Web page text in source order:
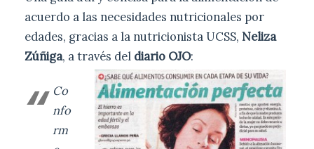
acuerdo a las necesidades nutricionales por
edades, gracias a la nutricionista UCSS, Neliza
Zúñiga, a través del diario OJO:
Co
nfo
rm